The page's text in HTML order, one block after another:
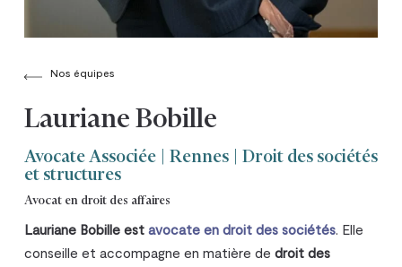
Nos équipes
Lauriane Bobille
Avocate Associée | Rennes | Droit des sociétés
et structures
Avocat en droit des affaires
Lauriane Bobille est avocate en droit des sociétés. Elle
conseille et accompagne en matière de droit des